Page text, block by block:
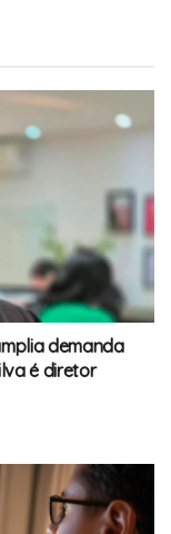
demanda
é diretor